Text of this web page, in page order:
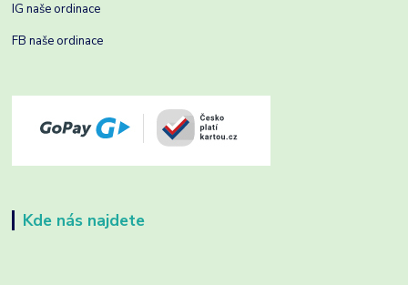
IG naše ordinace
FB naše ordinace
Kde nás najdete